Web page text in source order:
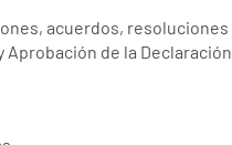
acuerdos, resoluciones
Aprobación de la Declaración